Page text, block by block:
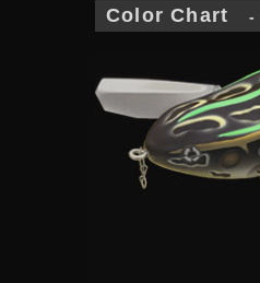
Color Chart-